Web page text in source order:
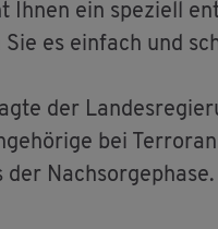
Ihnen ein spe­zi­ell
es ein­fach und
der
bei
der Nach­sor­ge­pha­se.